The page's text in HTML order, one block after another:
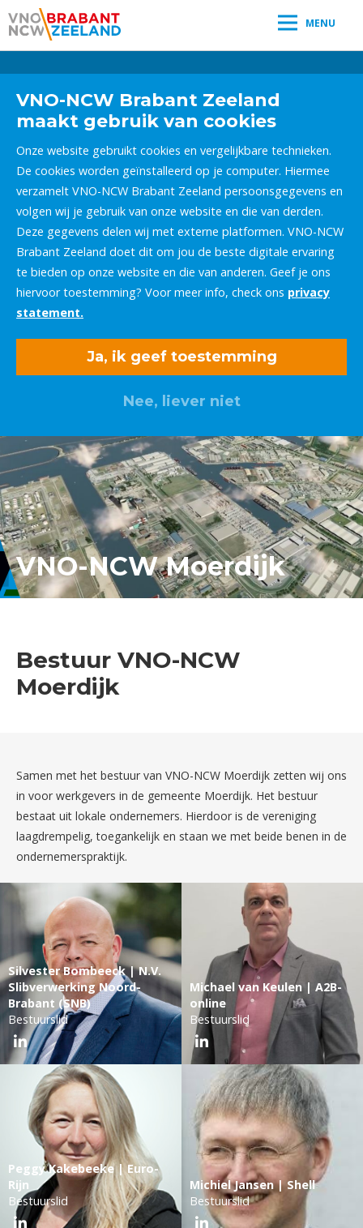
MENU
VNO-NCW Brabant Zeeland
maakt gebruik van cookies
Onze website gebruikt cookies en vergelijkbare technieken.
De cookies worden geïnstalleerd op je computer. Hiermee
verzamelt VNO-NCW Brabant Zeeland persoonsgegevens en
volgen wij je gebruik van onze website en die van derden.
Deze gegevens delen wij met externe platformen. VNO-NCW
Brabant Zeeland doet dit om jou de beste digitale ervaring
te bieden op onze website en die van anderen. Geef je ons
hiervoor toestemming? Voor meer info, check ons privacy
statement.
Ja, ik geef toestemming
Nee, liever niet
Lid worden? Klik hier
VNO-NCW Moerdijk
Bestuur VNO-NCW
Moerdijk
Samen met het bestuur van VNO-NCW Moerdijk zetten wij ons
in voor werkgevers in de gemeente Moerdijk. Het bestuur
bestaat uit lokale ondernemers. Hierdoor is de vereniging
laagdrempelig, toegankelijk en staan we met beide benen in de
ondernemerspraktijk.
Silvester Bombeeck | N.V.
Slibverwerking Noord-
Brabant (SNB)
Bestuurslid
Michael van Keulen | A2B-
online
Bestuurslid
Peggy Kakebeeke | Euro-
Rijn
Bestuurslid
Michiel Jansen | Shell
Bestuurslid